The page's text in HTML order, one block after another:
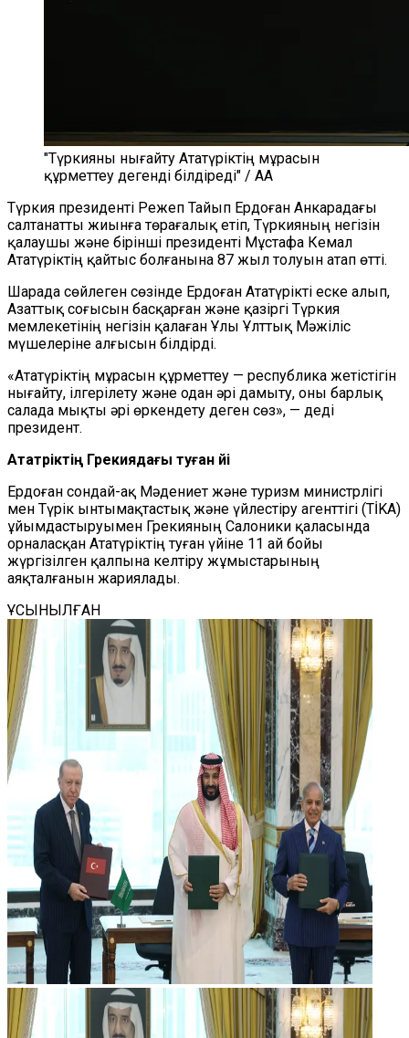
"Түркияны нығайту Ататүріктің мұрасын
құрметтеу дегенді білдіреді" / AA
Түркия президенті Режеп Тайып Ердоған Анкарадағы
салтанатты жиынға төрағалық етіп, Түркияның негізін
қалаушы және бірінші президенті Мұстафа Кемал
Ататүріктің қайтыс болғанына 87 жыл толуын атап өтті.
Шарада сөйлеген сөзінде Ердоған Ататүрікті еске алып,
Азаттық соғысын басқарған және қазіргі Түркия
мемлекетінің негізін қалаған Ұлы Ұлттық Мәжіліс
мүшелеріне алғысын білдірді.
«Ататүріктің мұрасын құрметтеу — республика жетістігін
нығайту, ілгерілету және одан әрі дамыту, оны барлық
салада мықты әрі өркендету деген сөз», — деді
президент.
Ататүріктің Грекиядағы туған үйі
Ердоған сондай-ақ Мәдениет және туризм министрлігі
мен Түрік ынтымақтастық және үйлестіру агенттігі (TİKA)
ұйымдастыруымен Грекияның Салоники қаласында
орналасқан Ататүріктің туған үйіне 11 ай бойы
жүргізілген қалпына келтіру жұмыстарының
аяқталғанын жариялады.
ҰСЫНЫЛҒАН